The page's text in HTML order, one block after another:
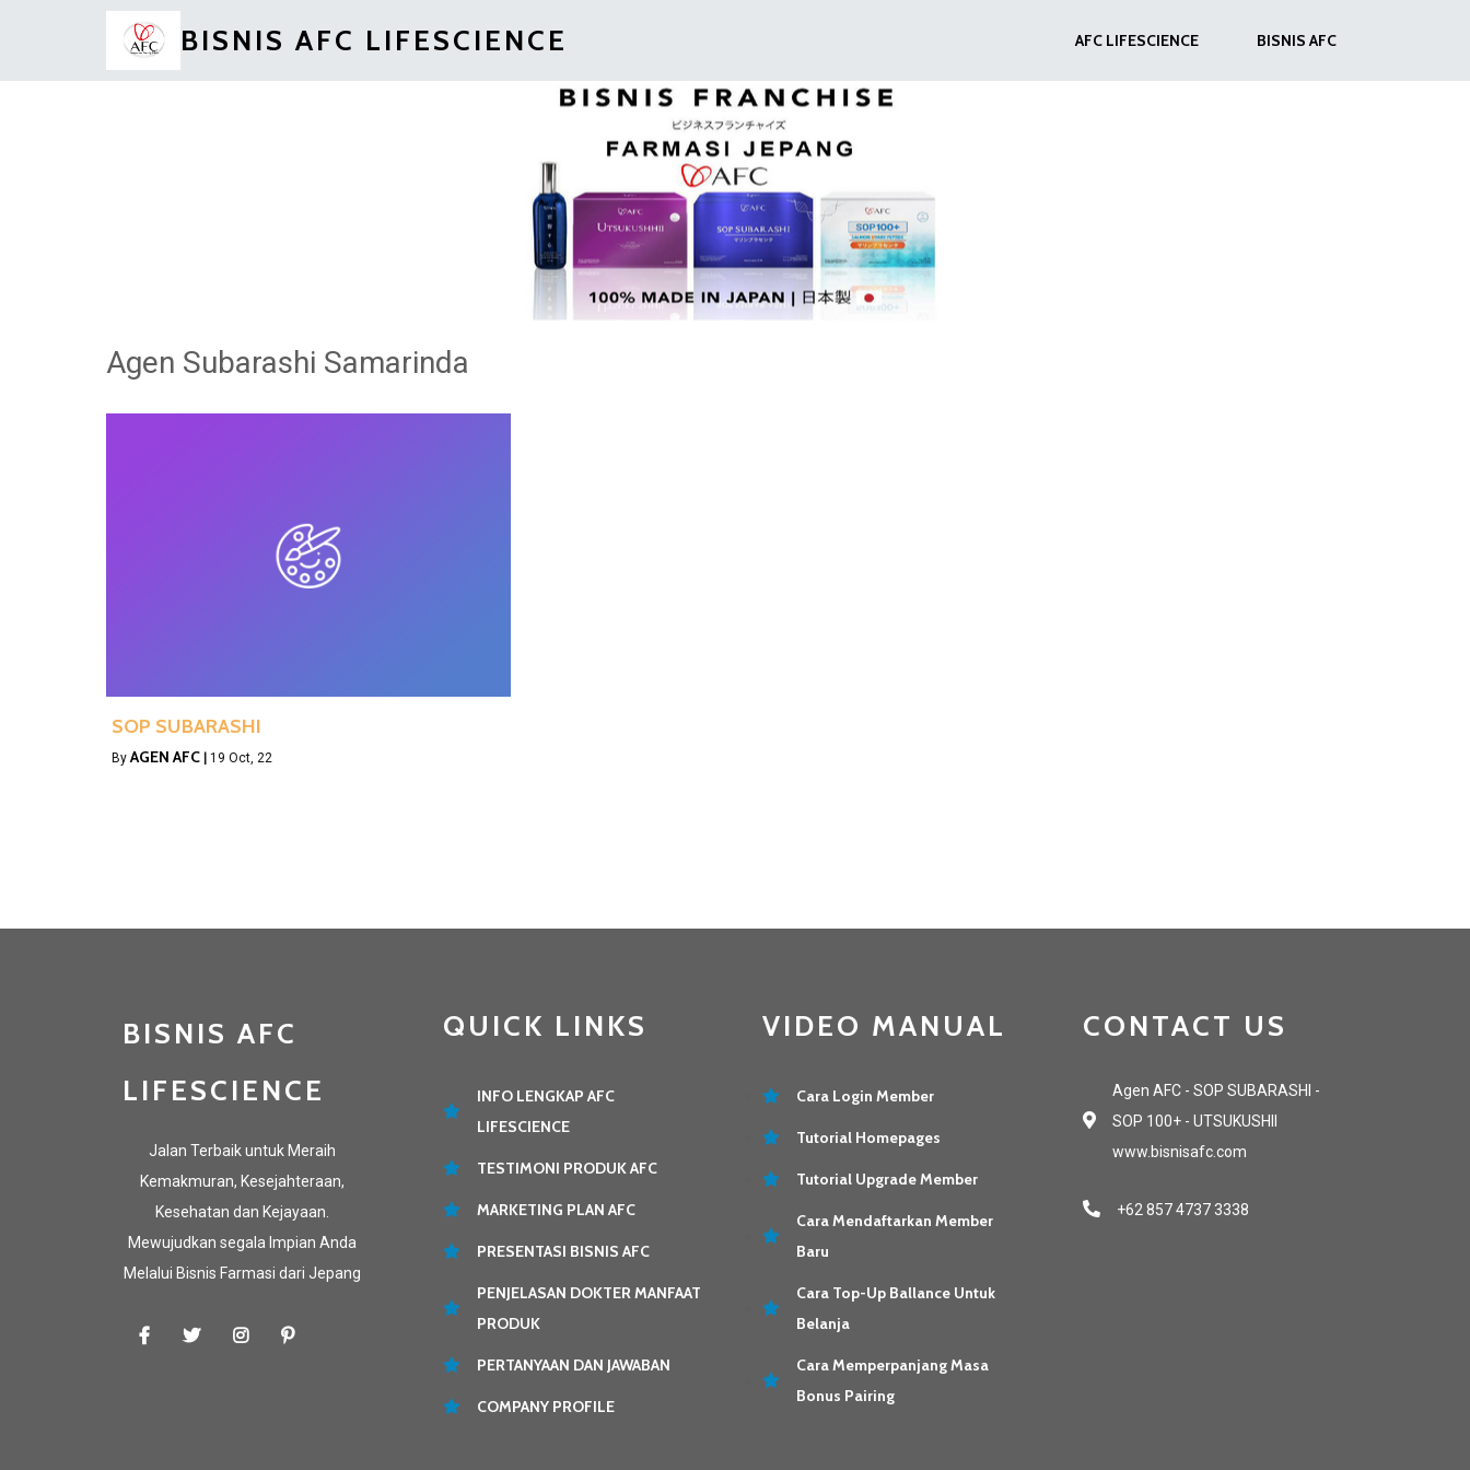
BISNIS AFC LIFESCIENCE AFC LIFESCIENCE BISNIS AFC
Agen Subarashi Samarinda
SOP SUBARASHI
ByAGEN AFC 19 Oct, 22
BISNIS AFC
LIFESCIENCE
Jalan Terbaik untuk Meraih
Kemakmuran, Kesejahteraan,
Kesehatan dan Kejayaan.
Mewujudkan segala Impian Anda
Melalui Bisnis Farmasi dari Jepang
QUICK LINKS
INFO LENGKAP AFC
LIFESCIENCE
TESTIMONI PRODUK AFC
MARKETING PLAN AFC
PRESENTASI BISNIS AFC
PENJELASAN DOKTER MANFAAT
PRODUK
PERTANYAAN DAN JAWABAN
COMPANY PROFILE
VIDEO MANUAL
Cara Login Member
Tutorial Homepages
Tutorial Upgrade Member
Cara Mendaftarkan Member
Baru
Cara Top-Up Ballance Untuk
Belanja
Cara Memperpanjang Masa
Bonus Pairing
CONTACT US
Agen AFC - SOP SUBARASHI -
SOP 100+ - UTSUKUSHII
www.bisnisafc.com
+62 857 4737 3338